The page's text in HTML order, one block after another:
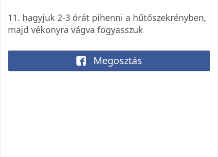
11. hagyjuk 2-3 órát pihenni a hűtőszekrényben,
majd vékonyra vágva fogyasszuk
Megosztás